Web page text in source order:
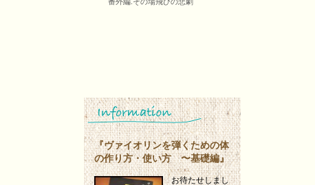
『ヴァイオリンを弾くための体
の作り方・使い方 〜基礎編』
お待たせしまし